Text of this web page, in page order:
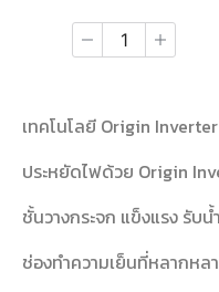
เทคโนโลยี Origin
ประหยัดไฟด้วย Origin
ชั้นวางกระจก แข็งแรง รับ
ช่องทำความเย็นที่หลากหล